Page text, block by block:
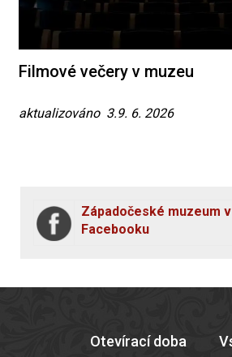
Filmové večery v muzeu
aktualizováno 3.9. 6. 2026
Západočeské muzeum
Facebooku
Otevírací doba